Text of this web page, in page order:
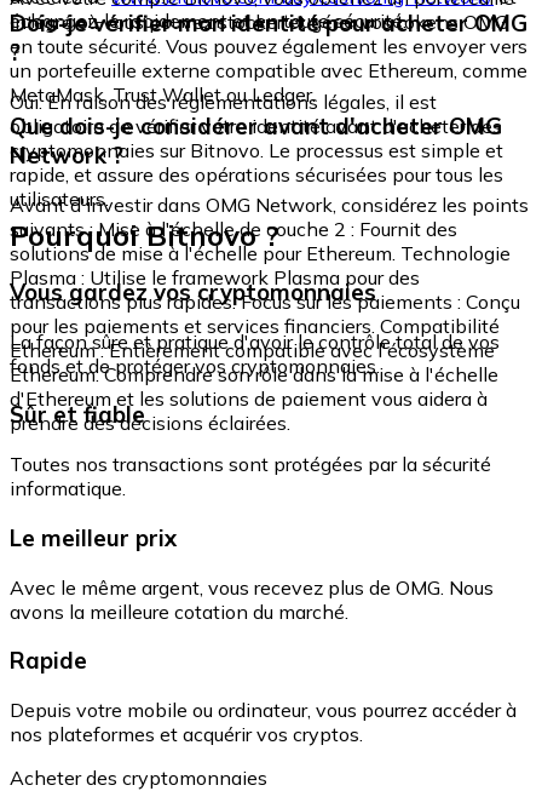
échangez-le rapidement et en toute sécurité.
intégré où vous pouvez stocker et gérer vos tokens OMG
en toute sécurité. Vous pouvez également les envoyer vers
un portefeuille externe compatible avec Ethereum, comme
MetaMask, Trust Wallet ou Ledger.
Dois-je vérifier mon identité pour acheter OMG
?
Oui. En raison des réglementations légales, il est
obligatoire de vérifier votre identité avant d'acheter des
cryptomonnaies sur Bitnovo. Le processus est simple et
rapide, et assure des opérations sécurisées pour tous les
utilisateurs.
Que dois-je considérer avant d'acheter OMG
Network ?
Avant d'investir dans OMG Network, considérez les points
suivants : Mise à l'échelle de couche 2 : Fournit des
solutions de mise à l'échelle pour Ethereum. Technologie
Plasma : Utilise le framework Plasma pour des
transactions plus rapides. Focus sur les paiements : Conçu
pour les paiements et services financiers. Compatibilité
Ethereum : Entièrement compatible avec l'écosystème
Ethereum. Comprendre son rôle dans la mise à l'échelle
d'Ethereum et les solutions de paiement vous aidera à
prendre des décisions éclairées.
Pourquoi Bitnovo ?
Vous gardez vos cryptomonnaies
La façon sûre et pratique d'avoir le contrôle total de vos
fonds et de protéger vos cryptomonnaies.
Sûr et fiable
Toutes nos transactions sont protégées par la sécurité
informatique.
Le meilleur prix
Avec le même argent, vous recevez plus de OMG. Nous
avons la meilleure cotation du marché.
Rapide
Depuis votre mobile ou ordinateur, vous pourrez accéder à
nos plateformes et acquérir vos cryptos.
Acheter des cryptomonnaies